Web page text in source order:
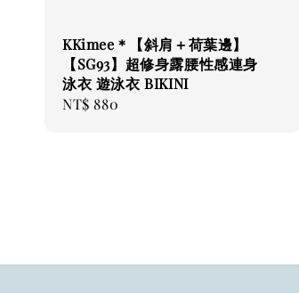
KKimee＊【斜肩＋荷葉邊】
【SG93】超修身露腰性感連身
泳衣 遊泳衣 BIKINI
Regular
NT$ 880